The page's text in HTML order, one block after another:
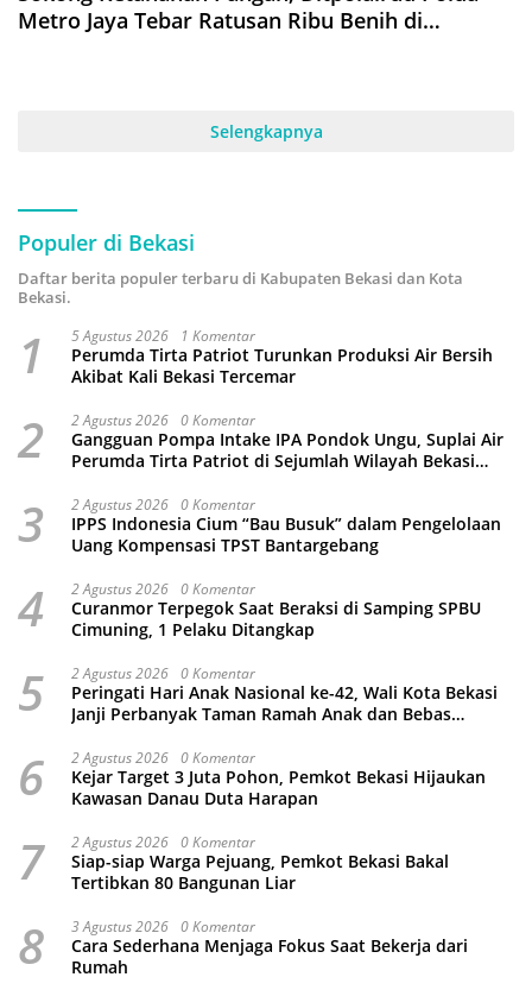
Metro Jaya Tebar Ratusan Ribu Benih di
Selengkapnya
Populer di Bekasi
Daftar berita populer terbaru di Kabupaten Bekasi dan Kota
Bekasi.
1 5 Agustus 2026 1 Komentar
Perumda Tirta Patriot Turunkan Produksi Air Bersih
Akibat Kali Bekasi Tercemar
2 2 Agustus 2026 0 Komentar
Gangguan Pompa Intake IPA Pondok Ungu, Suplai Air
Perumda Tirta Patriot di Sejumlah Wilayah Bekasi
3 2 Agustus 2026 0 Komentar
IPPS Indonesia Cium “Bau Busuk” dalam Pengelolaan
Uang Kompensasi TPST Bantargebang
4 2 Agustus 2026 0 Komentar
Curanmor Terpegok Saat Beraksi di Samping SPBU
Cimuning, 1 Pelaku Ditangkap
5 2 Agustus 2026 0 Komentar
Peringati Hari Anak Nasional ke-42, Wali Kota Bekasi
Janji Perbanyak Taman Ramah Anak dan Bebas
6 2 Agustus 2026 0 Komentar
Kejar Target 3 Juta Pohon, Pemkot Bekasi Hijaukan
Kawasan Danau Duta Harapan
7 2 Agustus 2026 0 Komentar
Siap-siap Warga Pejuang, Pemkot Bekasi Bakal
Tertibkan 80 Bangunan Liar
8 3 Agustus 2026 0 Komentar
Cara Sederhana Menjaga Fokus Saat Bekerja dari
Rumah